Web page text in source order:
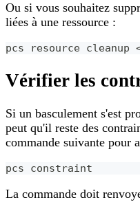
Ou si vous souhaitez
liées à une ressource :
pcs resource cleanup
Vérifier les
Si un basculement s'est
peut qu'il reste des
commande suivante pour
pcs constraint
La commande doit